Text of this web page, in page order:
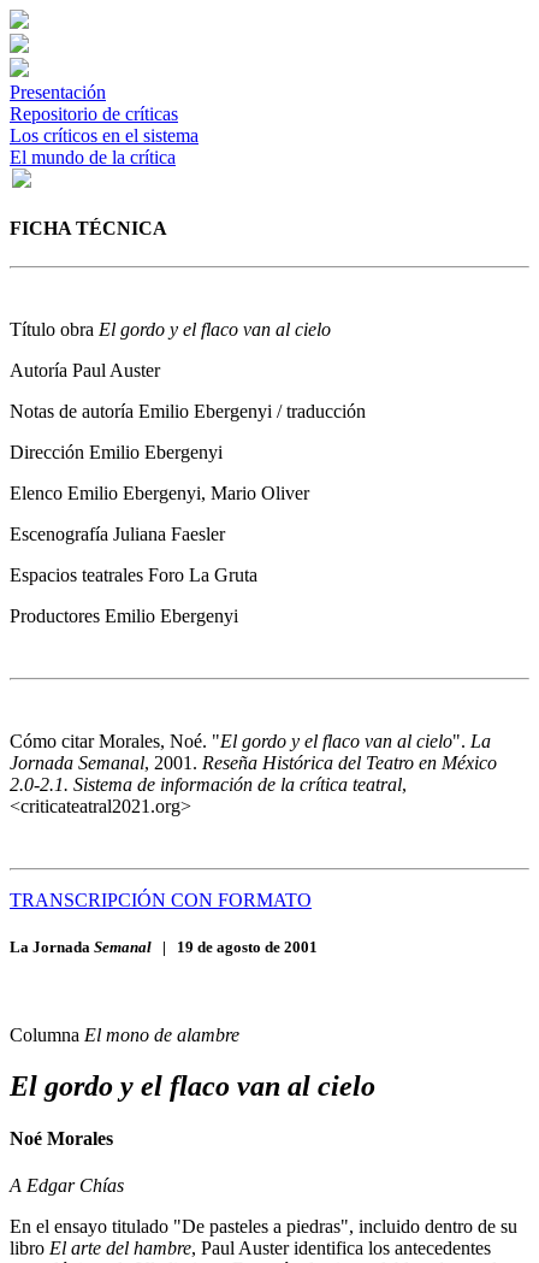
Presentación
Repositorio de críticas
Los críticos en el sistema
El mundo de la crítica
FICHA TÉCNICA
Título obra El gordo y el flaco van al cielo
Autoría Paul Auster
Notas de autoría Emilio Ebergenyi / traducción
Dirección Emilio Ebergenyi
Elenco Emilio Ebergenyi, Mario Oliver
Escenografía Juliana Faesler
Espacios teatrales Foro La Gruta
Productores Emilio Ebergenyi
Cómo citarMorales, Noé. "El gordo y el flaco van al cielo". La
Jornada Semanal, 2001. Reseña Histórica del Teatro en México
2.0-2.1. Sistema de información de la crítica teatral,
<criticateatral2021.org>
TRANSCRIPCIÓN CON FORMATO
La Jornada Semanal | 19 de agosto de 2001
Columna El mono de alambre
El gordo y el flaco van al cielo
Noé Morales
A Edgar Chías
En el ensayo titulado "De pasteles a piedras", incluido dentro de su
libro El arte del hambre, Paul Auster identifica los antecedentes